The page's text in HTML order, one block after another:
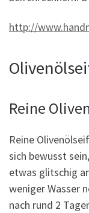
http://
Reine
Reine
sich bewusst
etwas glitschig
weniger Wasser
nach rund 2